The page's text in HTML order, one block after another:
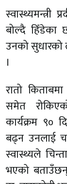
स्वास्थ्यमन्त्री
बोल्दै हिँडेका
उनको सुधारको
।
रातो
समेत
कार्यक्रम ९०
बढ्न उनलाई
स्वास्थ्यले
भएको बताउँछन्